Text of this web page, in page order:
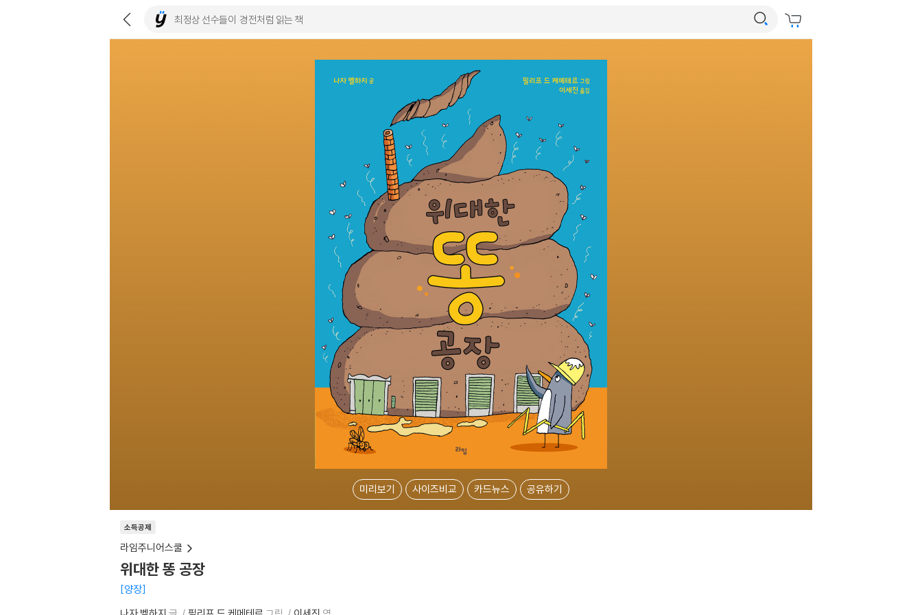
미리보기 사이즈비교 카드뉴스 공유하기
소득공제
라임주니어스쿨
위대한 똥 공장
양장